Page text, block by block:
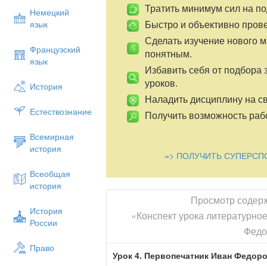
Немецкий
язык
Французский
язык
История
Естествознание
Всемирная
история
Всеобщая
история
История
России
Право
Тратить минимум сил на
Быстро и объективно
Сделать изучение нового
понятным.
Избавить себя от подбора
уроков.
Наладить дисциплину на
Получить возможность
=> ПОЛУЧИТЬ
Просмотр
«Конспект урока
Урок 4. Первопечатник Иван